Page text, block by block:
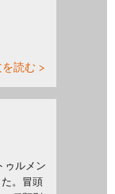
読む >
ゥルメン
。冒頭